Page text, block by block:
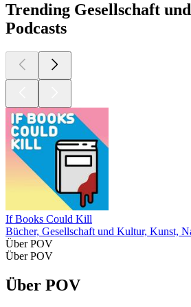
Trending Gesellschaft
Podcasts
If Books Could Kill
Bücher, Gesellschaft und Kultur, Kunst,
Über POV
Über POV
Über POV